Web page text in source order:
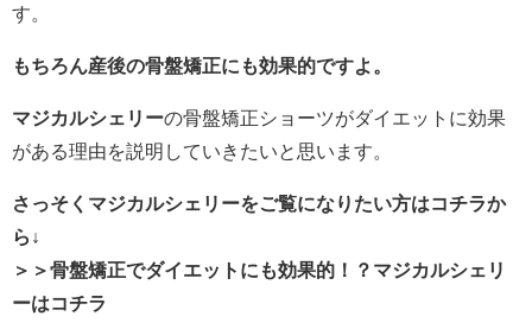
す。
もちろん産後の骨盤矯正にも効果的ですよ。
マジカルシェリーの骨盤矯正ショーツがダイエットに効果
がある理由を説明していきたいと思います。
さっそくマジカルシェリーをご覧になりたい方はコチラか
ら↓
＞＞骨盤矯正でダイエットにも効果的！？マジカルシェリ
ーはコチラ